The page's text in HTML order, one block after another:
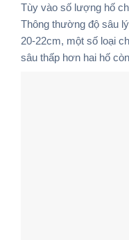
Tùy vào số lượng hố
Thông thường độ sâu
20-22cm, một số loại
sâu thấp hơn hai hố